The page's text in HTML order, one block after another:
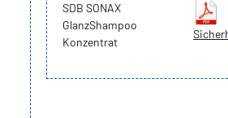
SDB SONAX
GlanzShampoo
Konzentrat